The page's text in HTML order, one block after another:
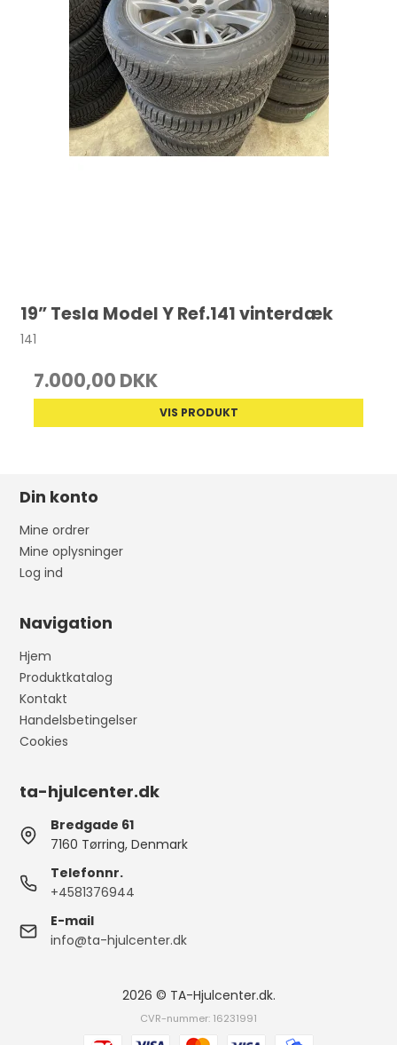
19” Tesla Model Y Ref.141 vinterdæk
141
7.000,00 DKK
VIS PRODUKT
Din konto
Mine ordrer
Mine oplysninger
Log ind
Navigation
Hjem
Produktkatalog
Kontakt
Handelsbetingelser
Cookies
ta-hjulcenter.dk
Bredgade 61
7160 Tørring, Denmark
Telefonnr.
+4581376944
E-mail
info@ta-hjulcenter.dk
2026 © TA-Hjulcenter.dk.
CVR-nummer: 16231991